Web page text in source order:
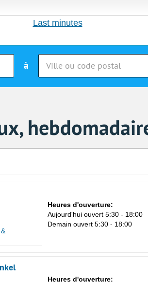
Last minutes
à
Heures d'ouverture:
Aujourd'hui ouvert 5:30 - 18:00
Demain ouvert 5:30 - 18:00
Heures d'ouverture: